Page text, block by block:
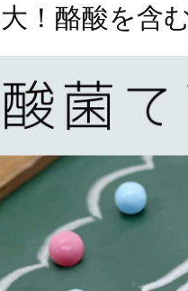
！酪酸を含